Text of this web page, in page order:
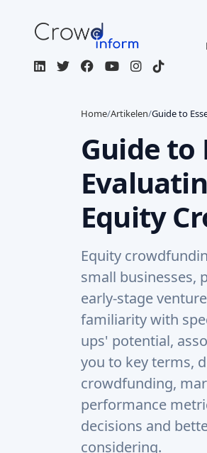
Guide to
Equity
Equity
small
early-stage
familiarity with
ups' potential,
you to key terms,
crowdfunding,
performance
decisions and
considering.